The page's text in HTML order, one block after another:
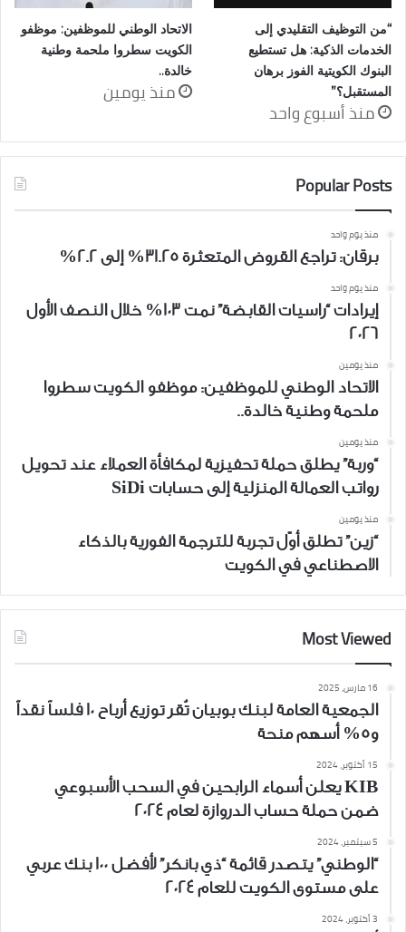
“من التوظيف التقليدي إلى
الخدمات الذكية: هل تستطيع
البنوك الكويتية الفوز برهان
المستقبل؟”
منذ أسبوع واحد
الاتحاد الوطني للموظفين: موظفو
الكويت سطروا ملحمة وطنية
خالدة..
منذ يومين
Popular Posts
منذ يوم واحد
برقان: تراجع القروض المتعثرة 31.25% إلى 2.2%
منذ يوم واحد
إيرادات “راسيات القابضة” نمت 103% خلال النصف الأول
2026
منذ يومين
الاتحاد الوطني للموظفين: موظفو الكويت سطروا
ملحمة وطنية خالدة..
منذ يومين
“وربة” يطلق حملة تحفيزية لمكافأة العملاء عند تحويل
رواتب العمالة المنزلية إلى حسابات SiDi
منذ يومين
“زين” تطلق أوّل تجربة للترجمة الفورية بالذكاء
الاصطناعي في الكويت
Most Viewed
16 مارس، 2025
الجمعية العامة لبنك بوبيان تُقر توزيع أرباح 10 فلساً نقداً
و5% أسهم منحة
15 أكتوبر، 2024
KIB يعلن أسماء الرابحين في السحب الأسبوعي
ضمن حملة حساب الدروازة لعام 2024
5 سبتمبر، 2024
“الوطني” يتصدر قائمة “ذي بانكر” لأفضل 100 بنك عربي
على مستوى الكويت للعام 2024
3 أكتوبر، 2024